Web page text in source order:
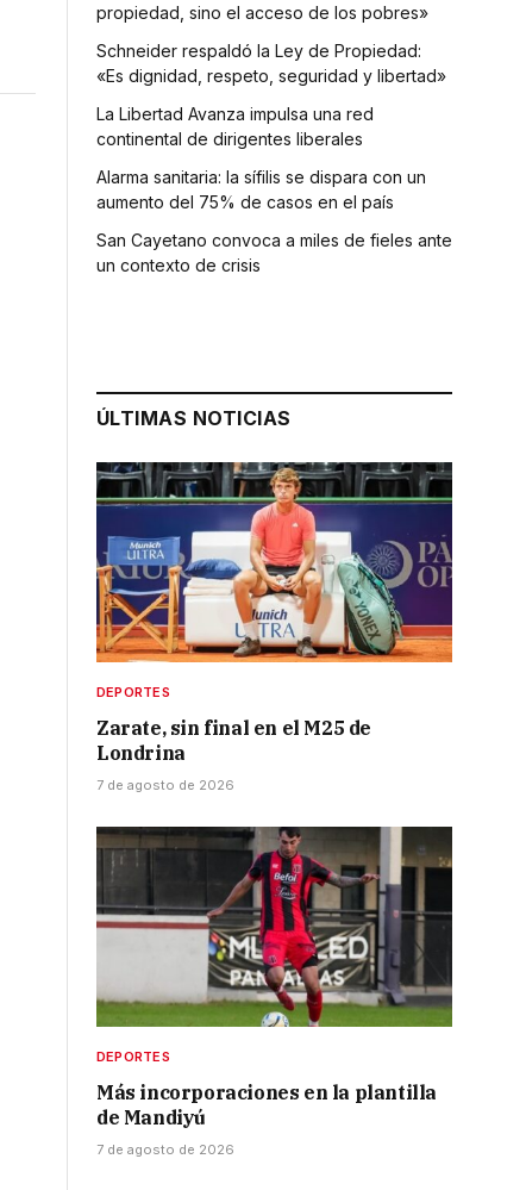
propiedad, sino el acceso de los pobres»
Schneider respaldó la Ley de Propiedad:
«Es dignidad, respeto, seguridad y libertad»
La Libertad Avanza impulsa una red
continental de dirigentes liberales
Alarma sanitaria: la sífilis se dispara con un
aumento del 75% de casos en el país
San Cayetano convoca a miles de fieles ante
un contexto de crisis
ÚLTIMAS NOTICIAS
DEPORTES
Zarate, sin final en el M25 de
Londrina
7 de agosto de 2026
DEPORTES
Más incorporaciones en la plantilla
de Mandiyú
7 de agosto de 2026